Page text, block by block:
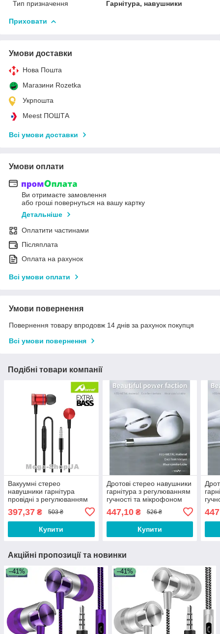
Тип призначення Гарнітура, навушники
Приховати
Умови доставки
Нова Пошта
Магазини Rozetka
Укрпошта
Meest ПОШТА
Всі умови доставки
Умови оплати
Ви отримаєте замовлення
або гроші повернуться на вашу картку
Детальніше
Оплатити частинами
Післяплата
Оплата на рахунок
Всі умови оплати
Умови повернення
Повернення товару впродовж 14 днів за рахунок покупця
Всі умови повернення
Подібні товари компанії
Вакуумні стерео
навушники гарнітура
провідні з регулюванням
VR004К
397,37 ₴ 503 ₴
Купити
Дротові стерео навушники
гарнітура з регулюванням
гучності та мікрофоном
447,10₴ 526 ₴
Купити
Акційні пропозиції та новинки
–41% –41%